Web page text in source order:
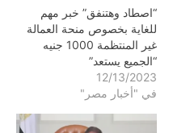
“اصطاد وهتنفق” خبر مهم
للغاية بخصوص منحة العمالة
غير المنتظمة 1000 جنيه
“الجميع يستعد”
12/13/2023
في "أخبار مصر"